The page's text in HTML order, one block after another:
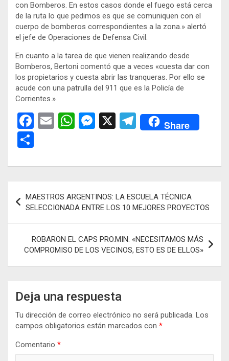
con Bomberos. En estos casos donde el fuego está cerca
de la ruta lo que pedimos es que se comuniquen con el
cuerpo de bomberos correspondientes a la zona.» alertó
el jefe de Operaciones de Defensa Civil.
En cuanto a la tarea de que vienen realizando desde
Bomberos, Bertoni comentó que a veces «cuesta dar con
los propietarios y cuesta abrir las tranqueras. Por ello se
acude con una patrulla del 911 que es la Policía de
Corrientes.»
F
b
o
k
E
W
s
p
p
M
n
er
X
T
el
gr
m
Share
m
p
ar
tir
de
entradas
MAESTROS ARGENTINOS: LA ESCUELA TÉCNICA
SELECCIONADA ENTRE LOS 10 MEJORES PROYECTOS
ROBARON EL CAPS PRO.MIN: «NECESITAMOS MÁS
COMPROMISO DE LOS VECINOS, ESTO ES DE ELLOS»
Deja una respuesta
Tu dirección de correo electrónico no será publicada. Los
campos obligatorios están marcados con *
Comentario *